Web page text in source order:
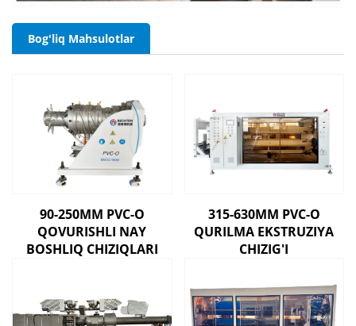
Bog'liq Mahsulotlar
90-250MM PVC-O
QOVURISHLI NAY
BOSHLIQ CHIZIQLARI
315-630MM PVC-O
QURILMA EKSTRUZIYA
CHIZIG'I